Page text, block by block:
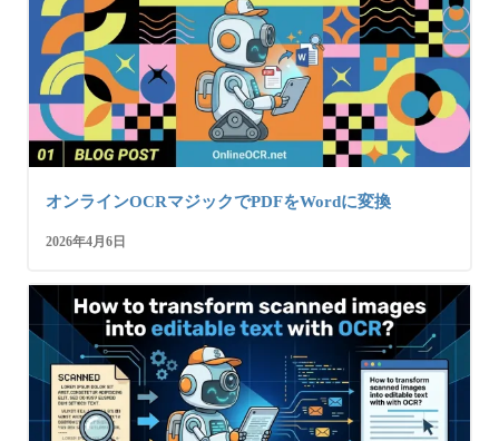
オンラインOCRマジックでPDFをWordに変換
2026年4月6日